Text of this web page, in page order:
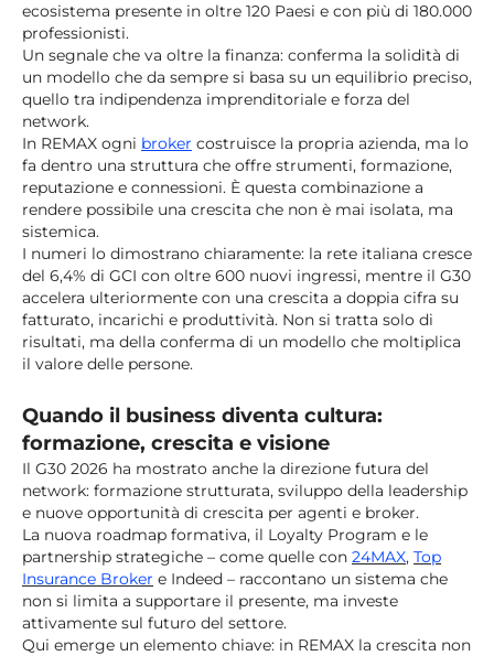
ecosistema presente in oltre 120 Paesi e con più di 180.000
professionisti.
Un segnale che va oltre la finanza: conferma la solidità di
un modello che da sempre si basa su un equilibrio preciso,
quello tra indipendenza imprenditoriale e forza del
network.
In REMAX ogni broker costruisce la propria azienda, ma lo
fa dentro una struttura che offre strumenti, formazione,
reputazione e connessioni. È questa combinazione a
rendere possibile una crescita che non è mai isolata, ma
sistemica.
I numeri lo dimostrano chiaramente: la rete italiana cresce
del 6,4% di GCI con oltre 600 nuovi ingressi, mentre il G30
accelera ulteriormente con una crescita a doppia cifra su
fatturato, incarichi e produttività. Non si tratta solo di
risultati, ma della conferma di un modello che moltiplica
il valore delle persone.
Quando il business diventa cultura:
formazione, crescita e visione
Il G30 2026 ha mostrato anche la direzione futura del
network: formazione strutturata, sviluppo della leadership
e nuove opportunità di crescita per agenti e broker.
La nuova roadmap formativa, il Loyalty Program e le
partnership strategiche – come quelle con 24MAX, Top
Insurance Broker e Indeed – raccontano un sistema che
non si limita a supportare il presente, ma investe
attivamente sul futuro del settore.
Qui emerge un elemento chiave: in REMAX la crescita non